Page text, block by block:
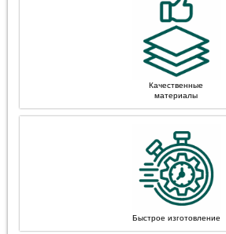
Качественные
материалы
Быстрое изготовление